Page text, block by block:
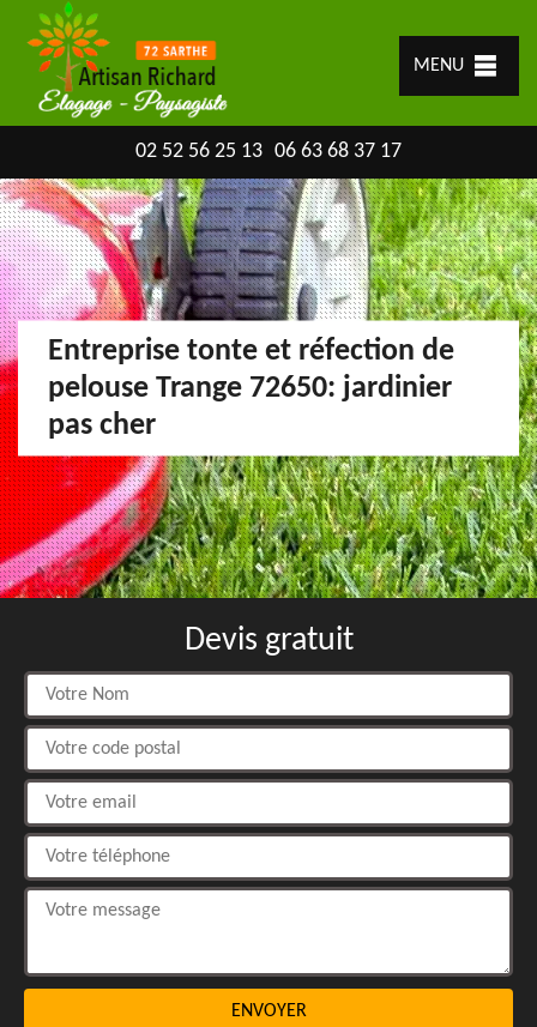
MENU
02 52 56 25 13 06 63 68 37 17
Entreprise tonte et réfection de
pelouse Trange 72650: jardinier
pas cher
Devis gratuit